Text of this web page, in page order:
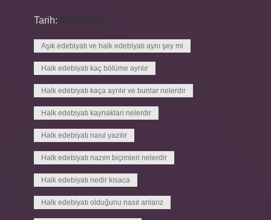
Tarih:
Aşık edebiyatı ve halk edebiyatı aynı şey mi
Halk edebiyatı kaç bölüme ayrılır
Halk edebiyatı kaça ayrılır ve bunlar nelerdir
Halk edebiyatı kaynakları nelerdir
Halk edebiyatı nasıl yazılır
Halk edebiyatı nazım biçimleri nelerdir
Halk edebiyatı nedir kısaca
Halk edebiyatı olduğunu nasıl anlarız